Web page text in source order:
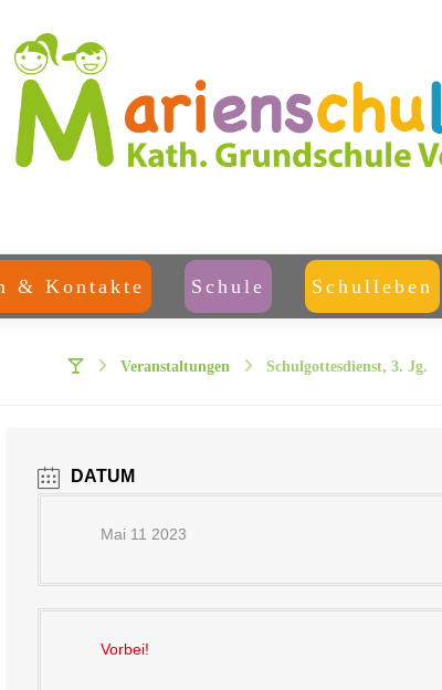
& Kontakte Schule Schulleben
Veranstaltungen Schulgottesdienst, 3. Jg.
DATUM
Mai 11 2023
Vorbei!